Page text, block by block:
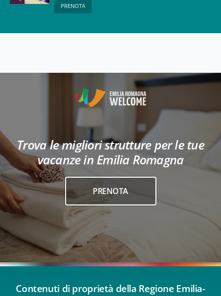
PRENOTA
Trova le migliori strutture per le tue
vacanze in Emilia Romagna
PRENOTA
Contenuti di proprietà della Regione Emilia-